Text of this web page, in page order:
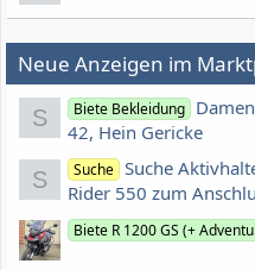
Neue Anzeigen im
S Biete Bekleidung
42, Hein Gericke
S Suche Suche
Rider 550 zum
Biete R 1200 GS (+